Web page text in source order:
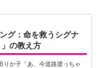
グ：命を救うシグナ
の教え方
りか子「あ、今道路渡っちゃ